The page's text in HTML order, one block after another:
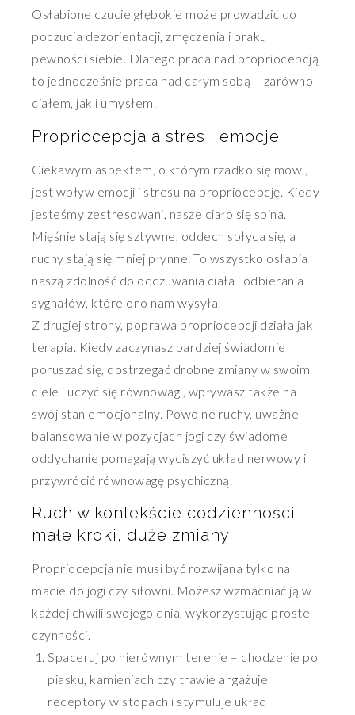
Osłabione czucie głębokie może prowadzić do
poczucia dezorientacji, zmęczenia i braku
pewności siebie. Dlatego praca nad propriocepcją
to jednocześnie praca nad całym sobą – zarówno
ciałem, jak i umysłem.
Propriocepcja a stres i emocje
Ciekawym aspektem, o którym rzadko się mówi,
jest wpływ emocji i stresu na propriocepcję. Kiedy
jesteśmy zestresowani, nasze ciało się spina.
Mięśnie stają się sztywne, oddech spłyca się, a
ruchy stają się mniej płynne. To wszystko osłabia
naszą zdolność do odczuwania ciała i odbierania
sygnałów, które ono nam wysyła.
Z drugiej strony, poprawa propriocepcji działa jak
terapia. Kiedy zaczynasz bardziej świadomie
poruszać się, dostrzegać drobne zmiany w swoim
ciele i uczyć się równowagi, wpływasz także na
swój stan emocjonalny. Powolne ruchy, uważne
balansowanie w pozycjach jogi czy świadome
oddychanie pomagają wyciszyć układ nerwowy i
przywrócić równowagę psychiczną.
Ruch w kontekście codzienności –
małe kroki, duże zmiany
Propriocepcja nie musi być rozwijana tylko na
macie do jogi czy siłowni. Możesz wzmacniać ją w
każdej chwili swojego dnia, wykorzystując proste
czynności.
Spaceruj po nierównym terenie – chodzenie po
piasku, kamieniach czy trawie angażuje
receptory w stopach i stymuluje układ